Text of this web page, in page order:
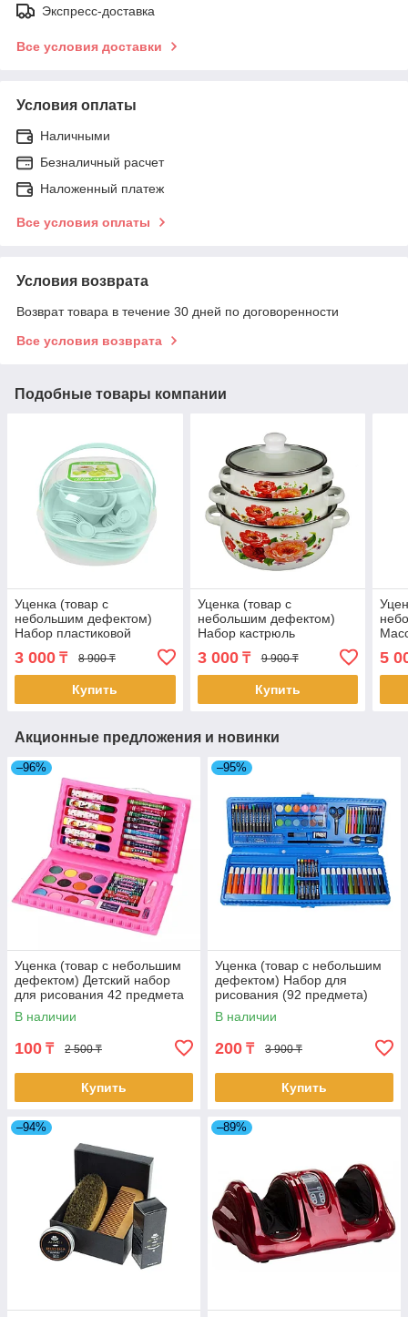
Экспресс-доставка
Все условия доставки
Условия оплаты
Наличными
Безналичный расчет
Наложенный платеж
Все условия оплаты
Условия возврата
Возврат товара в течение 30 дней по договоренности
Все условия возврата
Подобные товары компании
Уценка (товар с
небольшим дефектом)
Набор пластиковой
посуды для пикника 48
предметов (4258/2)
3 000 ₸ 8 900 ₸
Купить
Уценка (товар с
небольшим дефектом)
Набор кастрюль
Хозяюшка, красные цветы
(4467/1)
3 000₸ 9 900 ₸
Купить
5
Акционные предложения и новинки
–96%
Уценка (товар с небольшим
дефектом) Детский набор
для рисования 42 предмета
(4676/1)
В наличии
100 ₸ 2 500 ₸
Купить
–95%
Уценка (товар с небольшим
дефектом) Набор для
рисования (92 предмета)
(C150/3)
В наличии
200 ₸ 3 900 ₸
Купить
–94% –89%